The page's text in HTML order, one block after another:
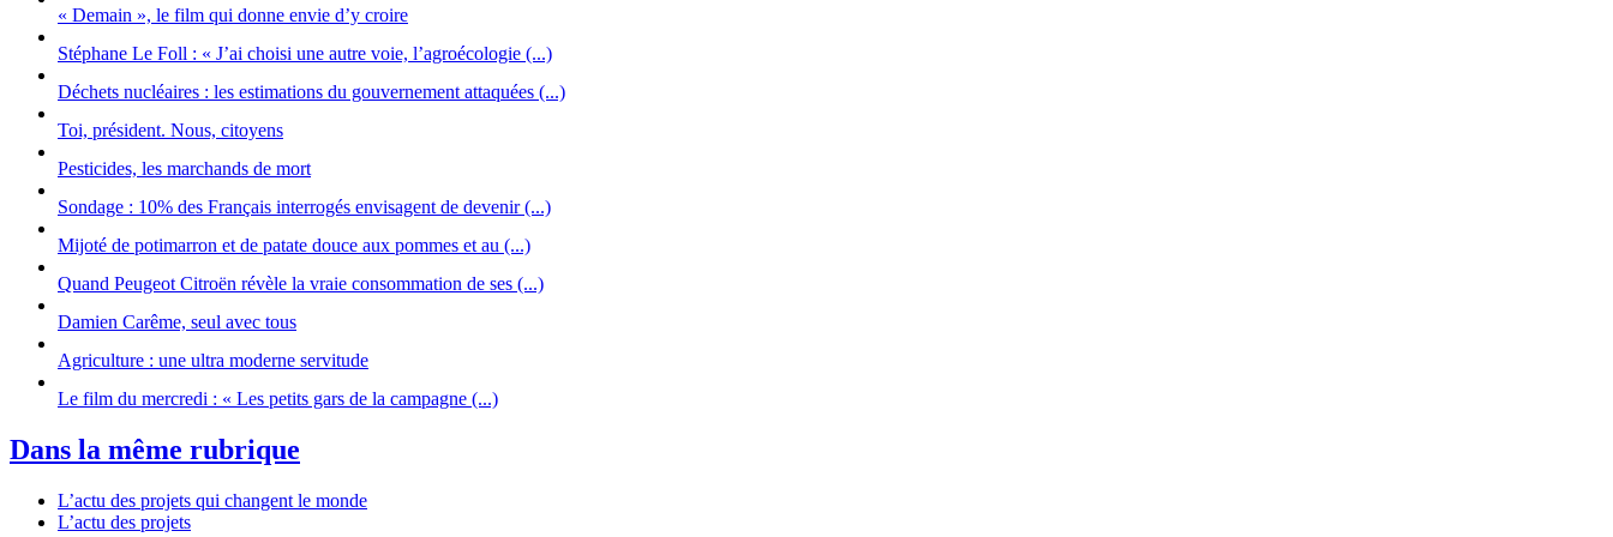
« Demain », le film qui donne envie d’y croire
Stéphane Le Foll : « J’ai choisi une autre voie, l’agroécologie (...)
Déchets nucléaires : les estimations du gouvernement attaquées (...)
Toi, président. Nous, citoyens
Pesticides, les marchands de mort
Sondage : 10% des Français interrogés envisagent de devenir (...)
Mijoté de potimarron et de patate douce aux pommes et au (...)
Quand Peugeot Citroën révèle la vraie consommation de ses (...)
Damien Carême, seul avec tous
Agriculture : une ultra moderne servitude
Le film du mercredi : « Les petits gars de la campagne (...)
Dans la même rubrique
L’actu des projets qui changent le monde
L’actu des projets